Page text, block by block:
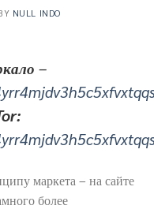
NULL INDO
–
маркета – на сайте
более